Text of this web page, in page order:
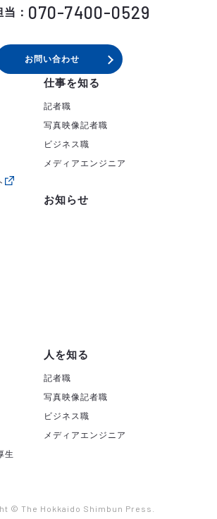
： 070-7400-0529
お問い合わせ
仕事を知る
記者職
写真映像記者職
ビジネス職
メディアエンジニア
お知らせ
生
人を知る
記者職
写真映像記者職
ビジネス職
メディアエンジニア
© The Hokkaido Shimbun Press.